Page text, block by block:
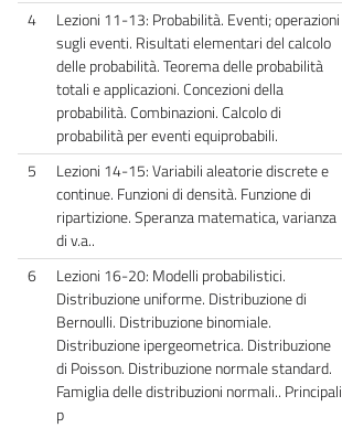
4
Lezioni 11-13: Probabilità. Eventi; operazioni
sugli eventi. Risultati elementari del calcolo
delle probabilità. Teorema delle probabilità
totali e applicazioni. Concezioni della
probabilità. Combinazioni. Calcolo di
probabilità per eventi equiprobabili.
5
Lezioni 14-15: Variabili aleatorie discrete e
continue. Funzioni di densità. Funzione di
ripartizione. Speranza matematica, varianza
di v.a..
6
Lezioni 16-20: Modelli probabilistici.
Distribuzione uniforme. Distribuzione di
Bernoulli. Distribuzione binomiale.
Distribuzione ipergeometrica. Distribuzione
di Poisson. Distribuzione normale standard.
Famiglia delle distribuzioni normali.. Principali
p